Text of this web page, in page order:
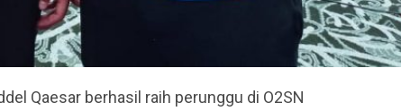
Qaesar berhasil raih perunggu di O2SN